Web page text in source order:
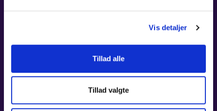
Vis detaljer
Tillad alle
Tillad valgte
01. OKT 2026
MÁ VLAST &
RAKHMANINOVS 2.